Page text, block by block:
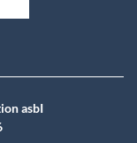
asbI